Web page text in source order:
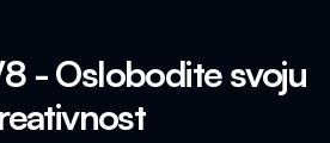
- Oslobodite svoju